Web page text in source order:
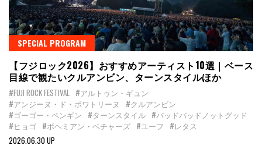
SPECIAL PROGRAM
【フジロック2026】おすすめアーティスト10選｜ベース
目線で観たいクルアンビン、ターンスタイルほか
#FUJI ROCK FESTIVAL #アルトゥン・ギュン
#アンジーヌ・ド・ポワトリーヌ
#クルアンビン
#ゴーゴー・ペンギン #ターンスタイル #バッドバッドノットグッド
#ヒョゴ #ボヘミアン・ベチャーズ #ユーフ
#レタス
2026.06.30 UP